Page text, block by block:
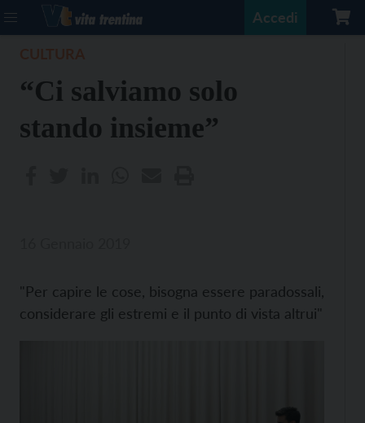
Accedi
“Ci salviamo solo
stando insieme”
"Per capire le cose, bisogna essere paradossali,
considerare gli estremi e il punto di vista altrui"